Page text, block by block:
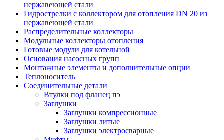
нержавеющей стали
Гидрострелки с коллектором для отопления DN 20 из
нержавеющей стали
Распределительные коллекторы
Модульные коллекторы отопления
Готовые модули для котельной
Основания насосных групп
Монтажные элементы и дополнительные опции
Теплоноситель
Соединительные детали
Втулки под фланец пэ
Заглушки
Заглушки компрессионные
Заглушки литые
Заглушки электросварные